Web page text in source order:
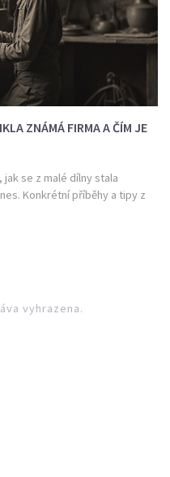
ZNÁMÁ FIRMA A ČÍM JE
se z malé dílny stala
Konkrétní příběhy a tipy z
vyhrazena.